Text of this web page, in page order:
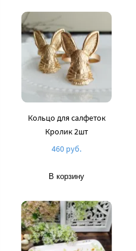
Кольцо для салфеток
Кролик 2шт
460 руб.
В корзину